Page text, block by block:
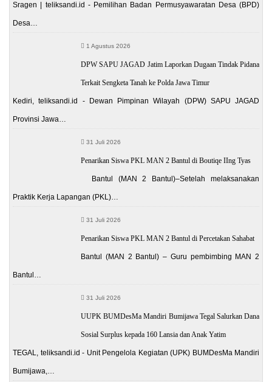
Sragen | teliksandi.id - Pemilihan Badan Permusyawaratan Desa (BPD)
Desa…
1 Agustus 2026
DPW SAPU JAGAD Jatim Laporkan Dugaan Tindak Pidana
Terkait Sengketa Tanah ke Polda Jawa Timur
Kediri, teliksandi.id - Dewan Pimpinan Wilayah (DPW) SAPU JAGAD
Provinsi Jawa…
31 Juli 2026
Penarikan Siswa PKL MAN 2 Bantul di Boutiqe IIng Tyas
Bantul (MAN 2 Bantul)–Setelah melaksanakan
Praktik Kerja Lapangan (PKL)…
31 Juli 2026
Penarikan Siswa PKL MAN 2 Bantul di Percetakan Sahabat
Bantul (MAN 2 Bantul) – Guru pembimbing MAN 2
Bantul…
31 Juli 2026
UUPK BUMDesMa Mandiri Bumijawa Tegal Salurkan Dana
Sosial Surplus kepada 160 Lansia dan Anak Yatim
TEGAL, teliksandi.id - Unit Pengelola Kegiatan (UPK) BUMDesMa Mandiri
Bumijawa,…